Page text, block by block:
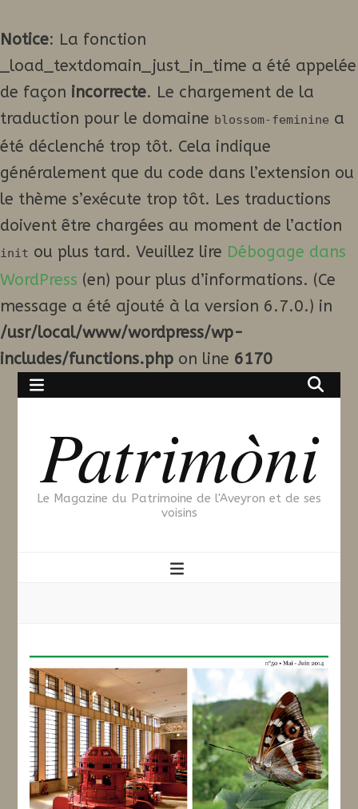
Notice: La fonction
_load_textdomain_just_in_time a été appelée
de façon incorrecte. Le chargement de la
traduction pour le domaine blossom-feminine a
été déclenché trop tôt. Cela indique
généralement que du code dans l’extension ou
le thème s’exécute trop tôt. Les traductions
doivent être chargées au moment de l’action
init ou plus tard. Veuillez lire Débogage dans
WordPress (en) pour plus d’informations. (Ce
message a été ajouté à la version 6.7.0.) in
/usr/local/www/wordpress/wp-
includes/functions.php on line 6170
Patrimòni
Le Magazine du Patrimoine de l'Aveyron et de ses
voisins